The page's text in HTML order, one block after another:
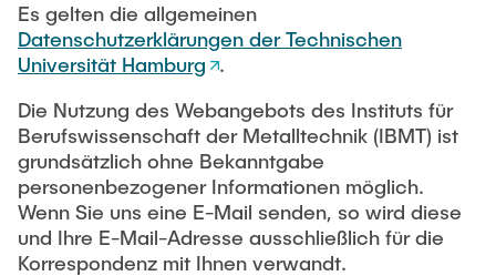
Dr. Wilko Reichwein
Martin Hieronymus
Steffen Karstens
Jana Voth
FORSCHUNG
Gestaltung/Standards wissenschaftliche
Arbeiten
NACHRICHTEN
KONTAKT & ANFAHRT
Es gelten die allgemeinen
Datenschutzerklärungen der Technischen
Universität Hamburg
.
Die Nutzung des Webangebots des Instituts für
Berufswissenschaft der Metalltechnik (IBMT) ist
grundsätzlich ohne Bekanntgabe
personenbezogener Informationen möglich.
Wenn Sie uns eine E-Mail senden, so wird diese
und Ihre E-Mail-Adresse ausschließlich für die
Korrespondenz mit Ihnen verwandt.